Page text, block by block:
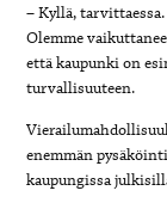
– Kyllä,
Olemme
että kaupunki on
turvallisuuteen.
enemmän
kaupungissa